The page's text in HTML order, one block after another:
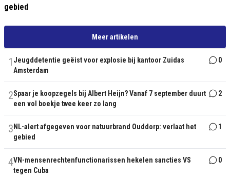
gebied
Meer artikelen
1 Jeugddetentie geëist voor explosie bij kantoor Zuidas
Amsterdam
0
2Spaar je koopzegels bij Albert Heijn? Vanaf 7 september duurt
een vol boekje twee keer zo lang
2
3 NL-alert afgegeven voor natuurbrand Ouddorp: verlaat het
gebied
1
4VN-mensenrechtenfunctionarissen hekelen sancties VS
tegen Cuba
0